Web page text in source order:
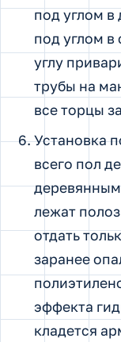
под углом в
под углом
углу
трубы на
все торцы
Установка
всего пол
лежат
отдать
заранее
эффекта
кладется